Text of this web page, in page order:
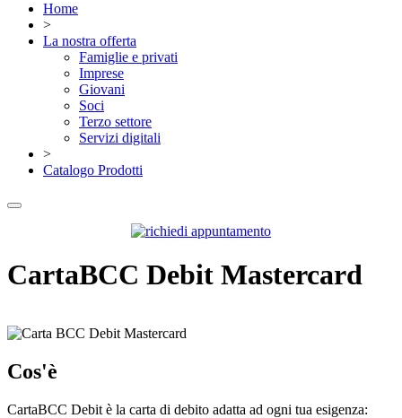
Home
>
La nostra offerta
Famiglie e privati
Imprese
Giovani
Soci
Terzo settore
Servizi digitali
>
Catalogo Prodotti
CartaBCC Debit Mastercard
Cos'è
CartaBCC Debit è la carta di debito adatta ad ogni tua esigenza: